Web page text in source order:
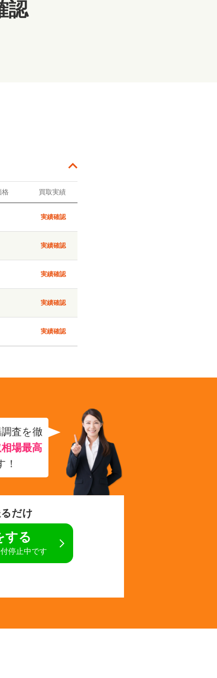
認
格 買取実績
実績確認
実績確認
実績確認
実績確認
実績確認
査を徹
場最高
！
だけ
する
停止中です